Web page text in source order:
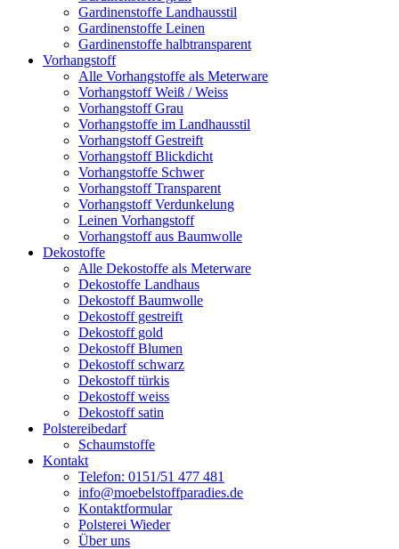
Gardinenstoffe Landhausstil
Gardinenstoffe Leinen
Gardinenstoffe halbtransparent
Vorhangstoff
Alle Vorhangstoffe als Meterware
Vorhangstoff Weiß / Weiss
Vorhangstoff Grau
Vorhangstoffe im Landhausstil
Vorhangstoff Gestreift
Vorhangstoff Blickdicht
Vorhangstoffe Schwer
Vorhangstoff Transparent
Vorhangstoff Verdunkelung
Leinen Vorhangstoff
Vorhangstoff aus Baumwolle
Dekostoffe
Alle Dekostoffe als Meterware
Dekostoffe Landhaus
Dekostoff Baumwolle
Dekostoff gestreift
Dekostoff gold
Dekostoff Blumen
Dekostoff schwarz
Dekostoff türkis
Dekostoff weiss
Dekostoff satin
Polstereibedarf
Schaumstoffe
Kontakt
Telefon: 0151/51 477 481
info@moebelstoffparadies.de
Kontaktformular
Polsterei Wieder
Über uns